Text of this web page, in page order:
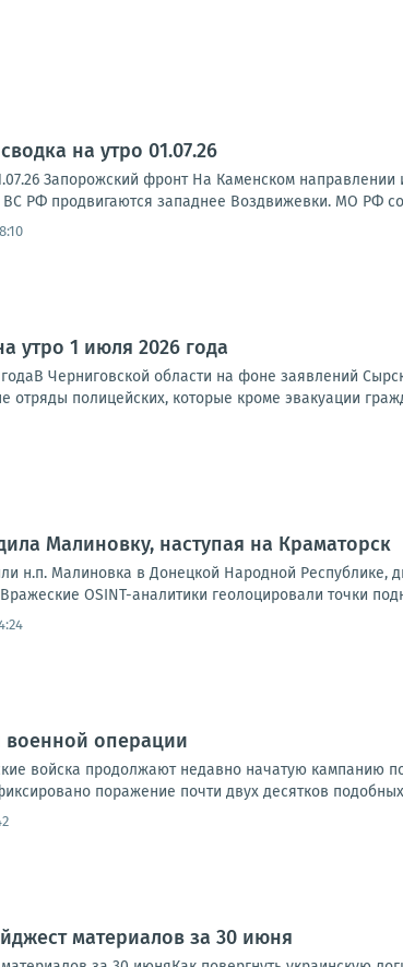
на утро 01.07.26
Запорожский фронт На Каменском направлении
ВС РФ продвигаются западнее Воздвижевки. МО РФ
утро 1 июля 2026 года
Черниговской области на фоне заявлений
отряды полицейских, которые кроме эвакуации
Малиновку, наступая на Краматорск
н.п. Малиновка в Донецкой Народной
OSINT-аналитики геолоцировали точки
военной операции
войска продолжают недавно начатую кампанию
поражение почти двух десятков
материалов за 30 июня